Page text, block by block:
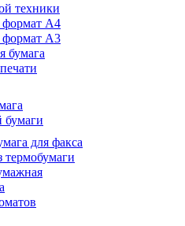
техники
формат А4
формат А3
бумага
бумаги
для факса
термобумаги